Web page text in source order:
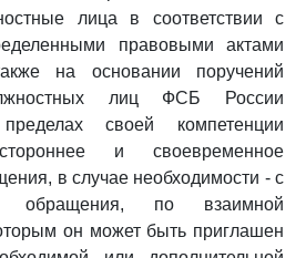
лица в соответствии с
правовыми актами
на основании поручений
лиц ФСБ России
своей компетенции
и своевременное
в случае необходимости - с
обращения, по взаимной
он может быть приглашен